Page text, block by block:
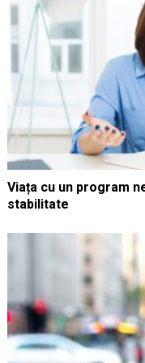
Viața cu un program
stabilitate